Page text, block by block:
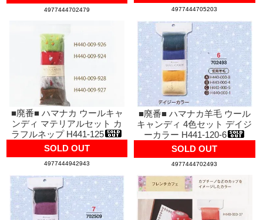
4977444702479 4977444705203
■廃番■ ハマナカ ウールキャ
ンディ マテリアルセット カ
ラフルネップ H441-125
SOLD OUT
4977444942943
■廃番■ ハマナカ羊毛 ウール
キャンディ 4色セット デイジ
ーカラー H441-120-6
SOLD OUT
4977444702493